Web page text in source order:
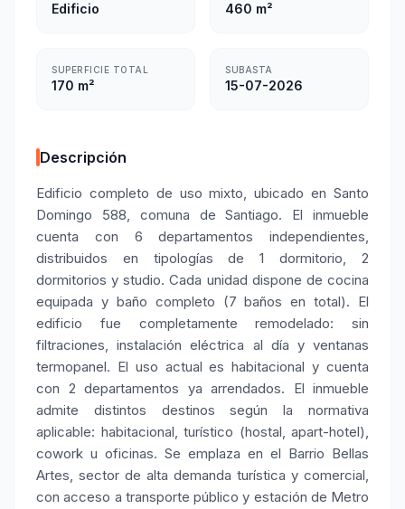
Edificio 460 m²
SUPERFICIE TOTAL
170 m²
SUBASTA
15-07-2026
Descripción
Edificio completo de uso mixto, ubicado en Santo
Domingo 588, comuna de Santiago. El inmueble
cuenta con 6 departamentos independientes,
distribuidos en tipologías de 1 dormitorio, 2
dormitorios y studio. Cada unidad dispone de cocina
equipada y baño completo (7 baños en total). El
edificio fue completamente remodelado: sin
filtraciones, instalación eléctrica al día y ventanas
termopanel. El uso actual es habitacional y cuenta
con 2 departamentos ya arrendados. El inmueble
admite distintos destinos según la normativa
aplicable: habitacional, turístico (hostal, apart-hotel),
cowork u oficinas. Se emplaza en el Barrio Bellas
Artes, sector de alta demanda turística y comercial,
con acceso a transporte público y estación de Metro